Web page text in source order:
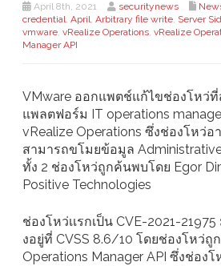
April 8th, 2021 securitynews
credential, April, Arbitrary file write, Server
vmware, vRealize Operations, vRealize
Manager API
VMware ออกแพตช์แก้ไขช่องโหว่
แพลตฟอร์ม IT operations
vRealize Operations ซึ่งช่องโหว่อ
สามารถขโมยข้อมูล
ทั้ง 2 ช่องโหว่ถูกค้นพบโดย Egor
Positive Technologies
ช่องโหว่เเรกเป็น CVE-2021-
งอยู่ที่ CVSS 8.6/10 โดยช่องโหว่ถู
Operations Manager API ซึ่งช่อง